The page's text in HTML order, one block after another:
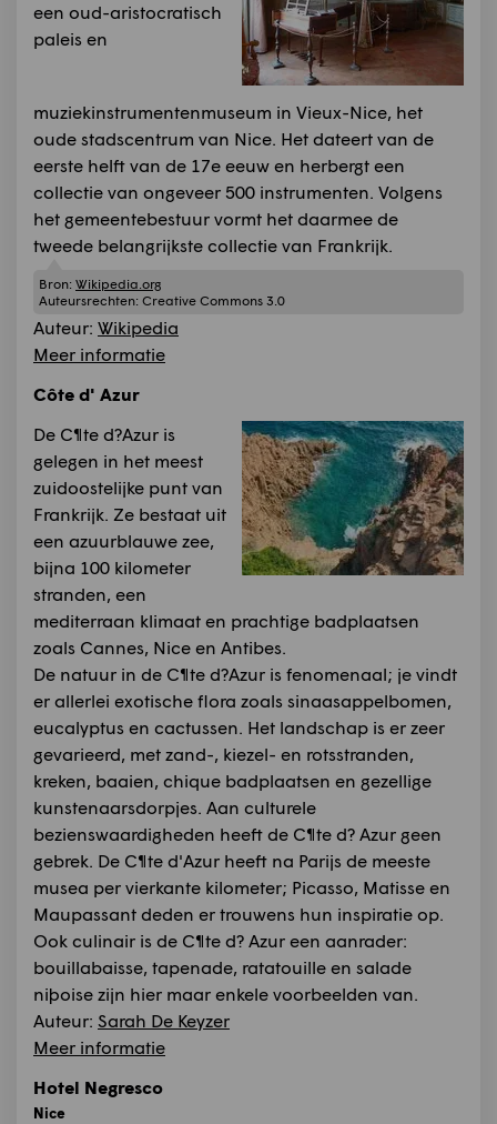
een oud-aristocratisch
paleis en
muziekinstrumentenmuseum in Vieux-Nice, het
oude stadscentrum van Nice. Het dateert van de
eerste helft van de 17e eeuw en herbergt een
collectie van ongeveer 500 instrumenten. Volgens
het gemeentebestuur vormt het daarmee de
tweede belangrijkste collectie van Frankrijk.
Bron: Wikipedia.org
Auteursrechten: Creative Commons 3.0
Auteur: Wikipedia
Meer informatie
Côte d' Azur
De C¶te d?Azur is
gelegen in het meest
zuidoostelijke punt van
Frankrijk. Ze bestaat uit
een azuurblauwe zee,
bijna 100 kilometer
stranden, een
mediterraan klimaat en prachtige badplaatsen
zoals Cannes, Nice en Antibes.
De natuur in de C¶te d?Azur is fenomenaal; je vindt
er allerlei exotische flora zoals sinaasappelbomen,
eucalyptus en cactussen. Het landschap is er zeer
gevarieerd, met zand-, kiezel- en rotsstranden,
kreken, baaien, chique badplaatsen en gezellige
kunstenaarsdorpjes. Aan culturele
bezienswaardigheden heeft de C¶te d? Azur geen
gebrek. De C¶te d'Azur heeft na Parijs de meeste
musea per vierkante kilometer; Picasso, Matisse en
Maupassant deden er trouwens hun inspiratie op.
Ook culinair is de C¶te d? Azur een aanrader:
bouillabaisse, tapenade, ratatouille en salade
niþoise zijn hier maar enkele voorbeelden van.
Auteur: Sarah De Keyzer
Meer informatie
Hotel Negresco
Nice